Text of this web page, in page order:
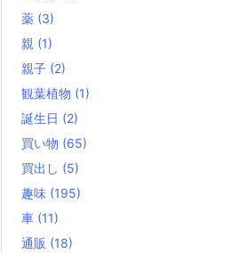
薬 (3)
親 (1)
親子 (2)
観葉植物 (1)
誕生日 (2)
買い物 (65)
買出し (5)
趣味 (195)
車 (11)
通販 (18)